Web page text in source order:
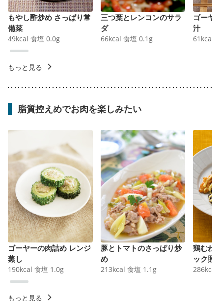
もやし酢炒め さっぱり常
備菜
49kcal 食塩 0.0g
三つ葉とレンコンのサラ
ダ
66kcal 食塩 0.1 g
ゴーヤ
汁
61 kcal
もっと見る
脂質控えめでお肉を楽しみたい
ゴーヤーの肉詰め レンジ
蒸し
190kcal 食塩 1.0g
豚とトマトのさっぱり炒
め
213kcal 食塩 1.1 g
鶏むね
ック照
286kcal
もっと見る